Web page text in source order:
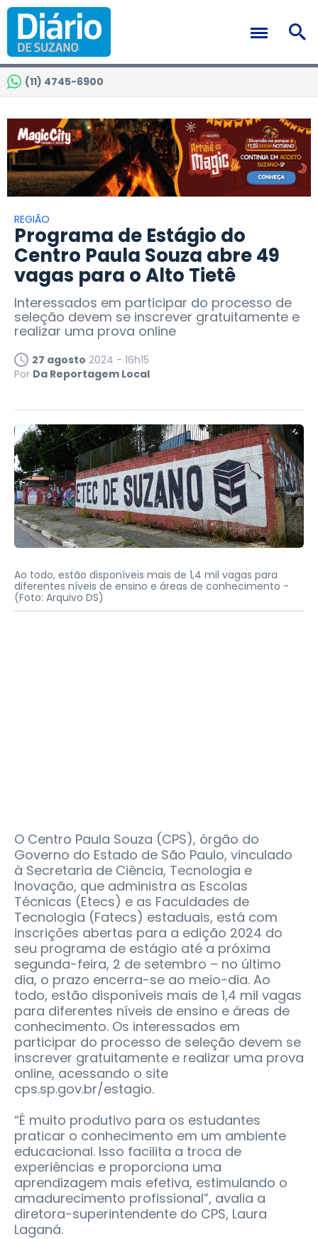
(11) 4745-6900
REGIÃO
Programa de Estágio do
Centro Paula Souza abre 49
vagas para o Alto Tietê
Interessados em participar do processo de
seleção devem se inscrever gratuitamente e
realizar uma prova online
27 agosto 2024 - 16h15
Por Da Reportagem Local
Ao todo, estão disponíveis mais de 1,4 mil vagas para
diferentes níveis de ensino e áreas de conhecimento -
(Foto: Arquivo DS)
O Centro Paula Souza (CPS), órgão do
Governo do Estado de São Paulo, vinculado
à Secretaria de Ciência, Tecnologia e
Inovação, que administra as Escolas
Técnicas (Etecs) e as Faculdades de
Tecnologia (Fatecs) estaduais, está com
inscrições abertas para a edição 2024 do
seu programa de estágio até a próxima
segunda-feira, 2 de setembro – no último
dia, o prazo encerra-se ao meio-dia. Ao
todo, estão disponíveis mais de 1,4 mil vagas
para diferentes níveis de ensino e áreas de
conhecimento. Os interessados em
participar do processo de seleção devem se
inscrever gratuitamente e realizar uma prova
online, acessando o site
cps.sp.gov.br/estagio.
“É muito produtivo para os estudantes
praticar o conhecimento em um ambiente
educacional. Isso facilita a troca de
experiências e proporciona uma
aprendizagem mais efetiva, estimulando o
amadurecimento profissional”, avalia a
diretora-superintendente do CPS, Laura
Laganá.